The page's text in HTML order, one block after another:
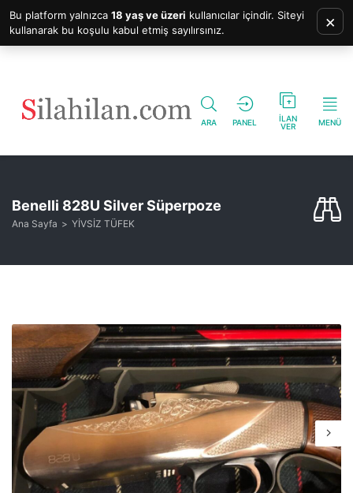
ARA PANEL
İLAN
VER
MENÜ
Benelli 828U Silver Süperpoze
Ana Sayfa YİVSİZ TÜFEK
Bu platform yalnızca 18 yaş ve üzeri kullanıcılar içindir. Siteyi
kullanarak bu koşulu kabul etmiş sayılırsınız.
×